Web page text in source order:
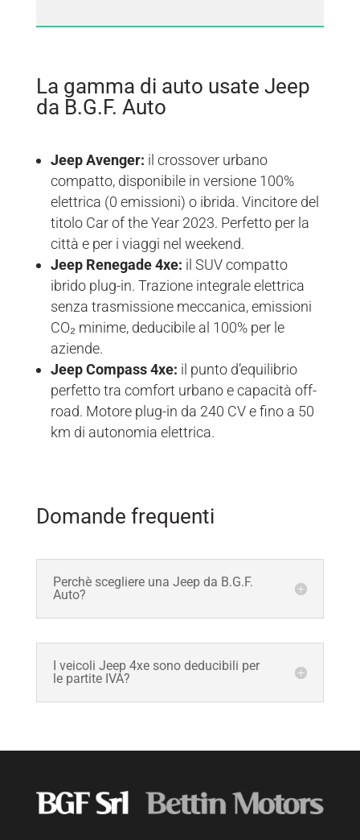
La gamma di auto usate Jeep
da B.G.F. Auto
Jeep Avenger: il crossover urbano
compatto, disponibile in versione 100%
elettrica (0 emissioni) o ibrida. Vincitore del
titolo Car of the Year 2023. Perfetto per la
città e per i viaggi nel weekend.
Jeep Renegade 4xe: il SUV compatto
ibrido plug-in. Trazione integrale elettrica
senza trasmissione meccanica, emissioni
CO₂ minime, deducibile al 100% per le
aziende.
Jeep Compass 4xe: il punto d’equilibrio
perfetto tra comfort urbano e capacità off-
road. Motore plug-in da 240 CV e fino a 50
km di autonomia elettrica.
Domande frequenti
Perchè scegliere una Jeep da B.G.F.
Auto?
I veicoli Jeep 4xe sono deducibili per
le partite IVA?